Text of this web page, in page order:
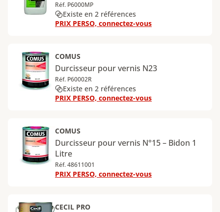
Réf. P6000MP
Existe en 2 références
PRIX PERSO, connectez-vous
COMUS
Durcisseur pour vernis N23
Réf. P60002R
Existe en 2 références
PRIX PERSO, connectez-vous
COMUS
Durcisseur pour vernis N°15 – Bidon 1
Litre
Réf. 48611001
PRIX PERSO, connectez-vous
CECIL PRO